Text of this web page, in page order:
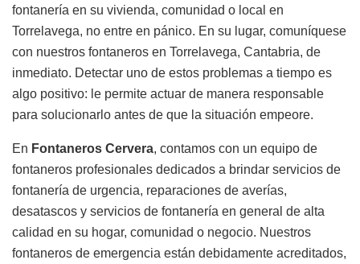
fontanería en su vivienda, comunidad o local en
Torrelavega, no entre en pánico. En su lugar, comuníquese
con nuestros fontaneros en Torrelavega, Cantabria, de
inmediato. Detectar uno de estos problemas a tiempo es
algo positivo: le permite actuar de manera responsable
para solucionarlo antes de que la situación empeore.
En Fontaneros Cervera, contamos con un equipo de
fontaneros profesionales dedicados a brindar servicios de
fontanería de urgencia, reparaciones de averías,
desatascos y servicios de fontanería en general de alta
calidad en su hogar, comunidad o negocio. Nuestros
fontaneros de emergencia están debidamente acreditados,